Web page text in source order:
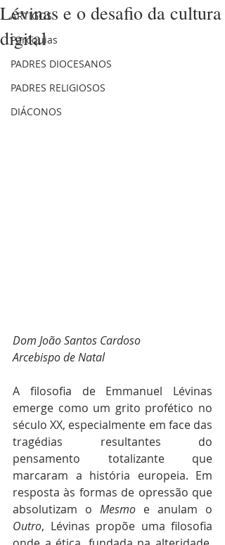
ARTIGOS
Paróquias
PADRES DIOCESANOS
PADRES RELIGIOSOS
DIÁCONOS
Lévinas e o desafio da cultura
digital
Dom João Santos Cardoso
Arcebispo de Natal
A filosofia de Emmanuel Lévinas
emerge como um grito profético no
século XX, especialmente em face das
tragédias resultantes do
pensamento totalizante que
marcaram a história europeia. Em
resposta às formas de opressão que
absolutizam o Mesmo
Outro, Lévinas propõe uma filosofia